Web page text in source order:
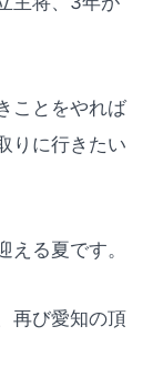
ことをやれば
りに行きたい
る夏です。
再び愛知の頂